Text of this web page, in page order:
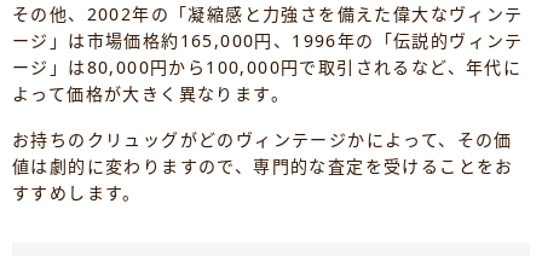
その他、2002年の「凝縮感と力強さを備えた偉大なヴィンテ
ージ」は市場価格約165,000円、1996年の「伝説的ヴィンテ
ージ」は80,000円から100,000円で取引されるなど、年代に
よって価格が大きく異なります。
お持ちのクリュッグがどのヴィンテージかによって、その価
値は劇的に変わりますので、専門的な査定を受けることをお
すすめします。